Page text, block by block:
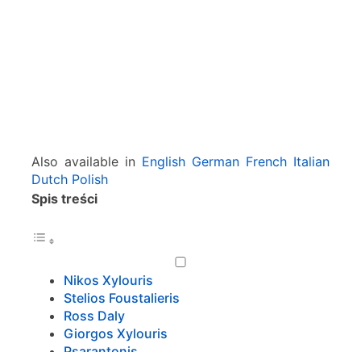
s
Also available in English German French Italian
Dutch Polish
Spis treści
Nikos Xylouris
Stelios Foustalieris
Ross Daly
Giorgos Xylouris